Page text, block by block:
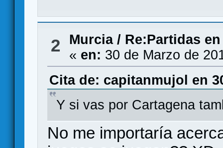
2 Murcia/ Re:Partidas
« en: 30 de Marzo de
Cita de: capitanmujol en
Y si vas por Cartagena
No me importaría